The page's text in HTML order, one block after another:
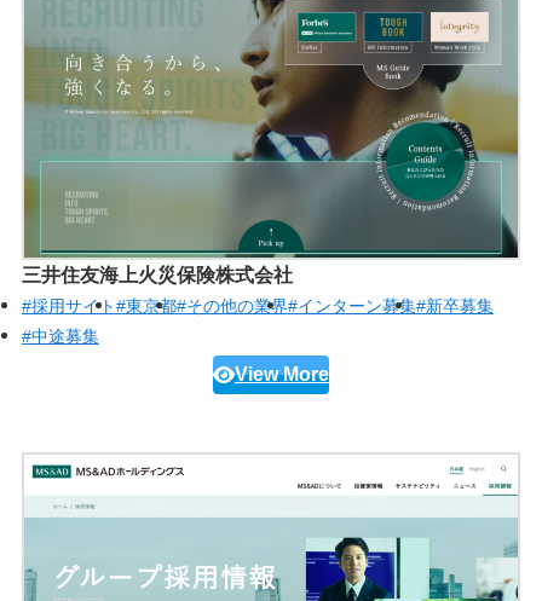
三井住友海上火災保険株式会社
#採用サイト#東京都#その他の業界#インターン募集#新卒募集
#中途募集
View More